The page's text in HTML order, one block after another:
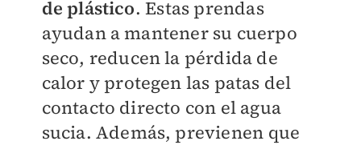
de plástico. Estas prendas
ayudan a mantener su cuerpo
seco, reducen la pérdida de
calor y protegen las patas del
contacto directo con el agua
sucia. Además, previenen que